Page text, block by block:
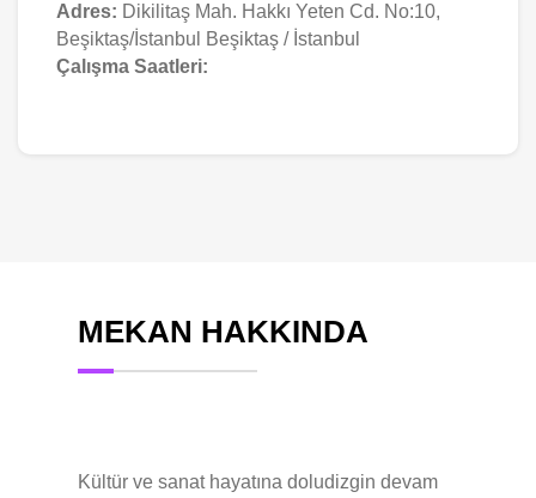
Adres: Dikilitaş Mah. Hakkı Yeten Cd. No:10,
Beşiktaş/İstanbul Beşiktaş / İstanbul
Çalışma Saatleri:
MEKAN HAKKINDA
Kültür ve sanat hayatına doludizgin devam